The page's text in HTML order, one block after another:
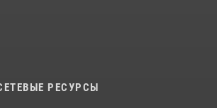
РЕСУРСЫ